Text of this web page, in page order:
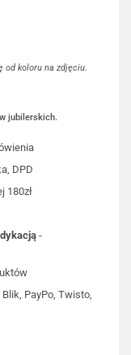
od koloru na zdjęciu.
jubilerskich.
DPD
180zł
-
Blik, PayPo, Twisto,